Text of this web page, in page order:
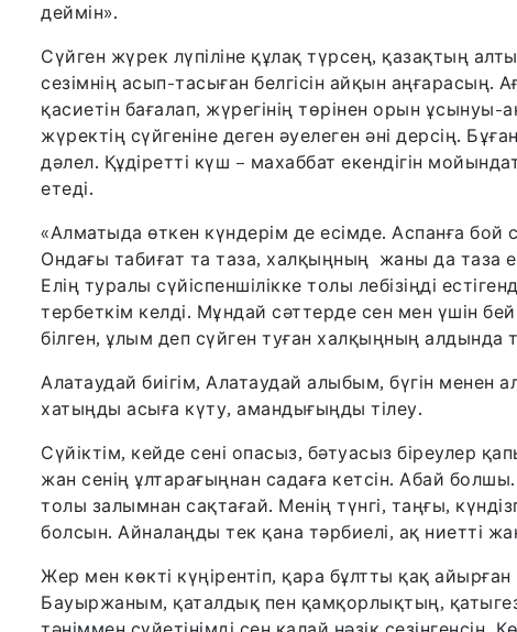
деймін».
Сүйген жүрек лүпіліне құлақ түрсең, қазақтың
сезімнің асып-тасыған белгісін айқын аңғарасың.
қасиетін бағалап, жүрегінің төрінен орын
жүректің сүйгеніне деген әуелеген әні дерсің.
дәлел. Құдіретті күш – махаббат екендігін
етеді.
«Алматыда өткен күндерім де есімде. Аспанға бой
Ондағы табиғат та таза, халқыңның жаны да таза
Елің туралы сүйіспеншілікке толы лебізіңді
тербеткім келді. Мұндай сәттерде сен мен үшін
білген, ұлым деп сүйген туған халқыңның алдында
Алатаудай биігім, Алатаудай алыбым, бүгін
хатыңды асыға күту, амандығыңды тілеу.
Сүйіктім, кейде сені опасыз, бәтуасыз біреулер
жан сенің ұлтарағыңнан садаға кетсін. Абай
толы залымнан сақтағай. Менің түнгі, таңғы,
болсын. Айналаңды тек қана тәрбиелі, ақ ниетті
Жер мен көкті күңірентіп, қара бұлтты қақ
Бауыржаным, қаталдық пен қамқорлықтың,